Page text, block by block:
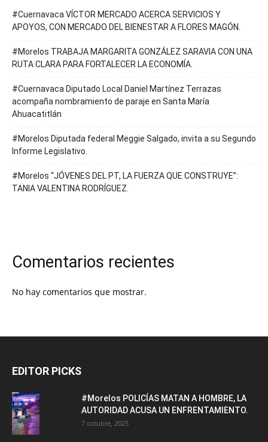
#Cuernavaca VÍCTOR MERCADO ACERCA SERVICIOS Y
APOYOS, CON MERCADO DEL BIENESTAR A FLORES MAGÓN.
#Morelos TRABAJA MARGARITA GONZÁLEZ SARAVIA CON UNA
RUTA CLARA PARA FORTALECER LA ECONOMÍA.
#Cuernavaca Diputado Local Daniel Martínez Terrazas
acompaña nombramiento de paraje en Santa María
Ahuacatitlán
#Morelos Diputada federal Meggie Salgado, invita a su Segundo
Informe Legislativo.
#Morelos “JÓVENES DEL PT, LA FUERZA QUE CONSTRUYE”:
TANIA VALENTINA RODRÍGUEZ.
Comentarios recientes
No hay comentarios que mostrar.
EDITOR PICKS
#Morelos POLICÍAS MATAN A HOMBRE, LA
AUTORIDAD ACUSA UN ENFRENTAMIENTO.
7 octubre, 2025